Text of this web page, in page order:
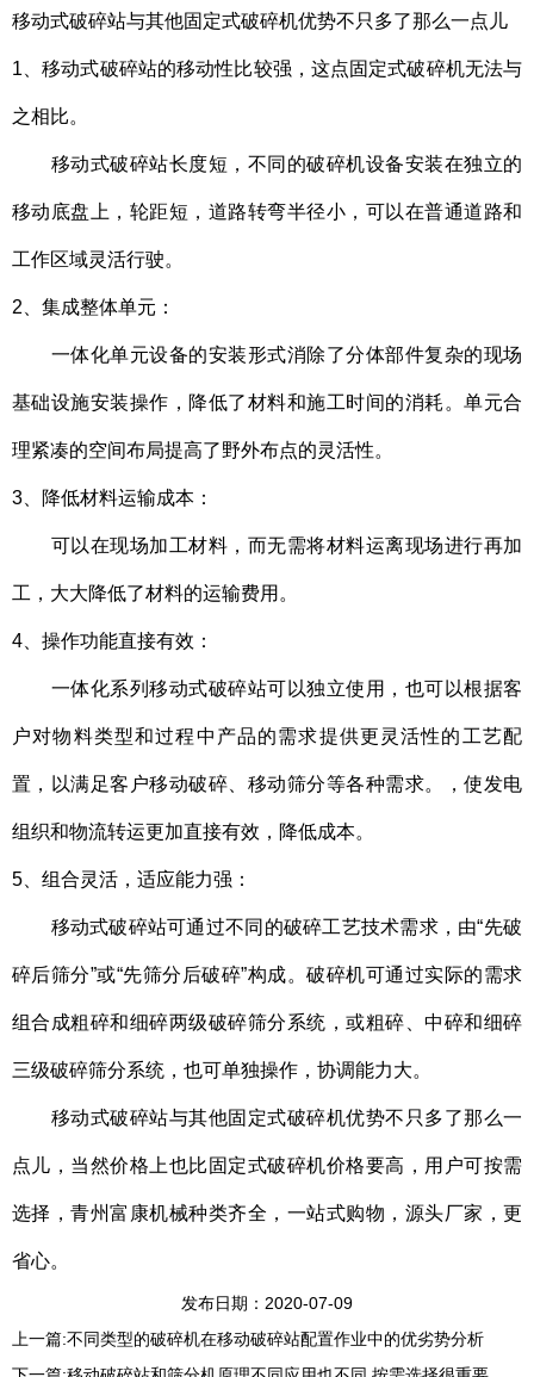
移动式破碎站与其他固定式破碎机优势不只多了那么一点儿
1、移动式破碎站的移动性比较强，这点固定式破碎机无法与
之相比。
移动式破碎站长度短，不同的破碎机设备安装在独立的
移动底盘上，轮距短，道路转弯半径小，可以在普通道路和
工作区域灵活行驶。
2、集成整体单元：
一体化单元设备的安装形式消除了分体部件复杂的现场
基础设施安装操作，降低了材料和施工时间的消耗。单元合
理紧凑的空间布局提高了野外布点的灵活性。
3、降低材料运输成本：
可以在现场加工材料，而无需将材料运离现场进行再加
工，大大降低了材料的运输费用。
4、操作功能直接有效：
一体化系列移动式破碎站可以独立使用，也可以根据客
户对物料类型和过程中产品的需求提供更灵活性的工艺配
置，以满足客户移动破碎、移动筛分等各种需求。，使发电
组织和物流转运更加直接有效，降低成本。
5、组合灵活，适应能力强：
移动式破碎站可通过不同的破碎工艺技术需求，由“先破
碎后筛分”或“先筛分后破碎”构成。破碎机可通过实际的需求
组合成粗碎和细碎两级破碎筛分系统，或粗碎、中碎和细碎
三级破碎筛分系统，也可单独操作，协调能力大。
移动式破碎站与其他固定式破碎机优势不只多了那么一
点儿，当然价格上也比固定式破碎机价格要高，用户可按需
选择，青州富康机械种类齐全，一站式购物，源头厂家，更
省心。
发布日期：2020-07-09
上一篇:不同类型的破碎机在移动破碎站配置作业中的优劣势分析